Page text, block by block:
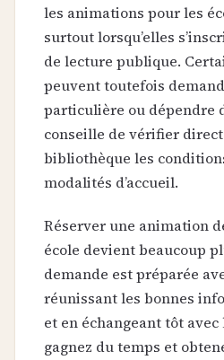
les animations pour les
surtout lorsqu’elles
de lecture publique.
peuvent toutefois
particulière ou dépendre
conseille de vérifier
bibliothèque les
modalités d’accueil.
Réserver une animation
école devient beaucoup
demande est préparée
réunissant les bonnes
et en échangeant tôt avec
gagnez du temps et